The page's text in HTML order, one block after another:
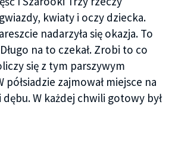
kwiaty i oczy dziecka.
nadarzyła się okazja. To
na to czekał. Zrobi to co
się z tym parszywym
zajmował miejsce na
dębu. W każdej chwili gotowy był